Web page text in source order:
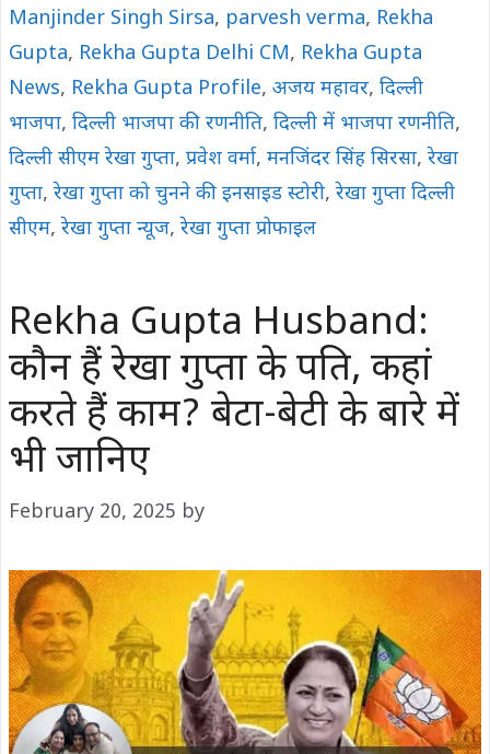
Manjinder Singh Sirsa, parvesh verma, Rekha
Gupta, Rekha Gupta Delhi CM, Rekha Gupta
News, Rekha Gupta Profile, अजय महावर, दिल्ली
भाजपा, दिल्ली भाजपा की रणनीति, दिल्ली में भाजपा रणनीति,
दिल्ली सीएम रेखा गुप्ता, प्रवेश वर्मा, मनजिंदर सिंह सिरसा, रेखा
गुप्ता, रेखा गुप्ता को चुनने की इनसाइड स्टोरी, रेखा गुप्ता दिल्ली
सीएम, रेखा गुप्ता न्यूज, रेखा गुप्ता प्रोफाइल
Rekha Gupta Husband:
कौन हैं रेखा गुप्ता के पति, कहां
करते हैं काम? बेटा-बेटी के बारे में
भी जानिए
February 20, 2025 by